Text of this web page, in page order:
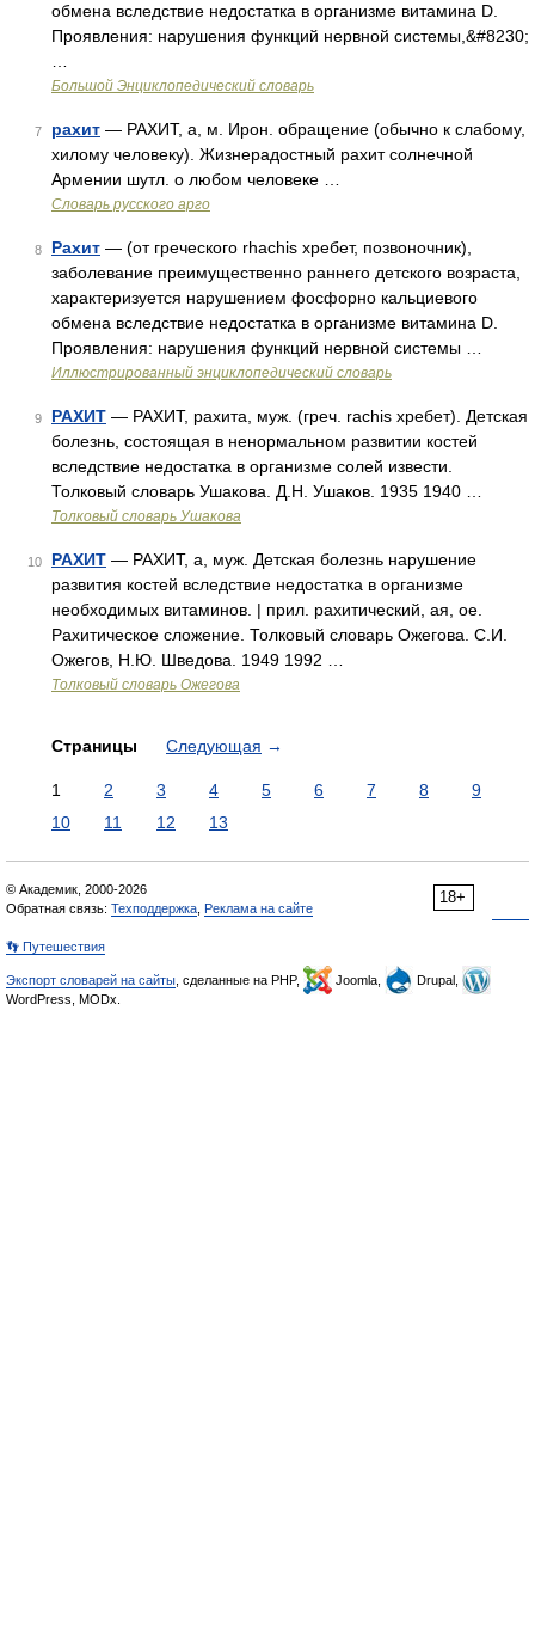
обмена вследствие недостатка в организме витамина D.
Проявления: нарушения функций нервной системы,&#8230;
Большой Энциклопедический словарь
7 рахит — РАХИТ, а, м. Ирон. обращение (обычно к слабому,
хилому человеку). Жизнерадостный рахит солнечной
Армении шутл. о любом человеке …
Словарь русского арго
8 Рахит — (от греческого rhachis хребет, позвоночник),
заболевание преимущественно раннего детского возраста,
характеризуется нарушением фосфорно кальциевого
обмена вследствие недостатка в организме витамина D.
Проявления: нарушения функций нервной системы …
Иллюстрированный энциклопедический словарь
9 РАХИТ — РАХИТ, рахита, муж. (греч. rachis хребет). Детская
болезнь, состоящая в ненормальном развитии костей
вследствие недостатка в организме солей извести.
Толковый словарь Ушакова. Д.Н. Ушаков. 1935 1940 …
Толковый словарь Ушакова
10 РАХИТ — РАХИТ, а, муж. Детская болезнь нарушение
развития костей вследствие недостатка в организме
необходимых витаминов. | прил. рахитический, ая, ое.
Рахитическое сложение. Толковый словарь Ожегова. С.И.
Ожегов, Н.Ю. Шведова. 1949 1992 …
Толковый словарь Ожегова
Страницы Следующая →
1 2 3 4 5 6 7 8
9
10
11 12 13
18+
© Академик, 2000-2026
Обратная связь: Техподдержка Реклама на сайте
👣 Путешествия
Экспорт словарей на сайты , сделанные на PHP, Joomla,
Drupal,
WordPress, MODx.